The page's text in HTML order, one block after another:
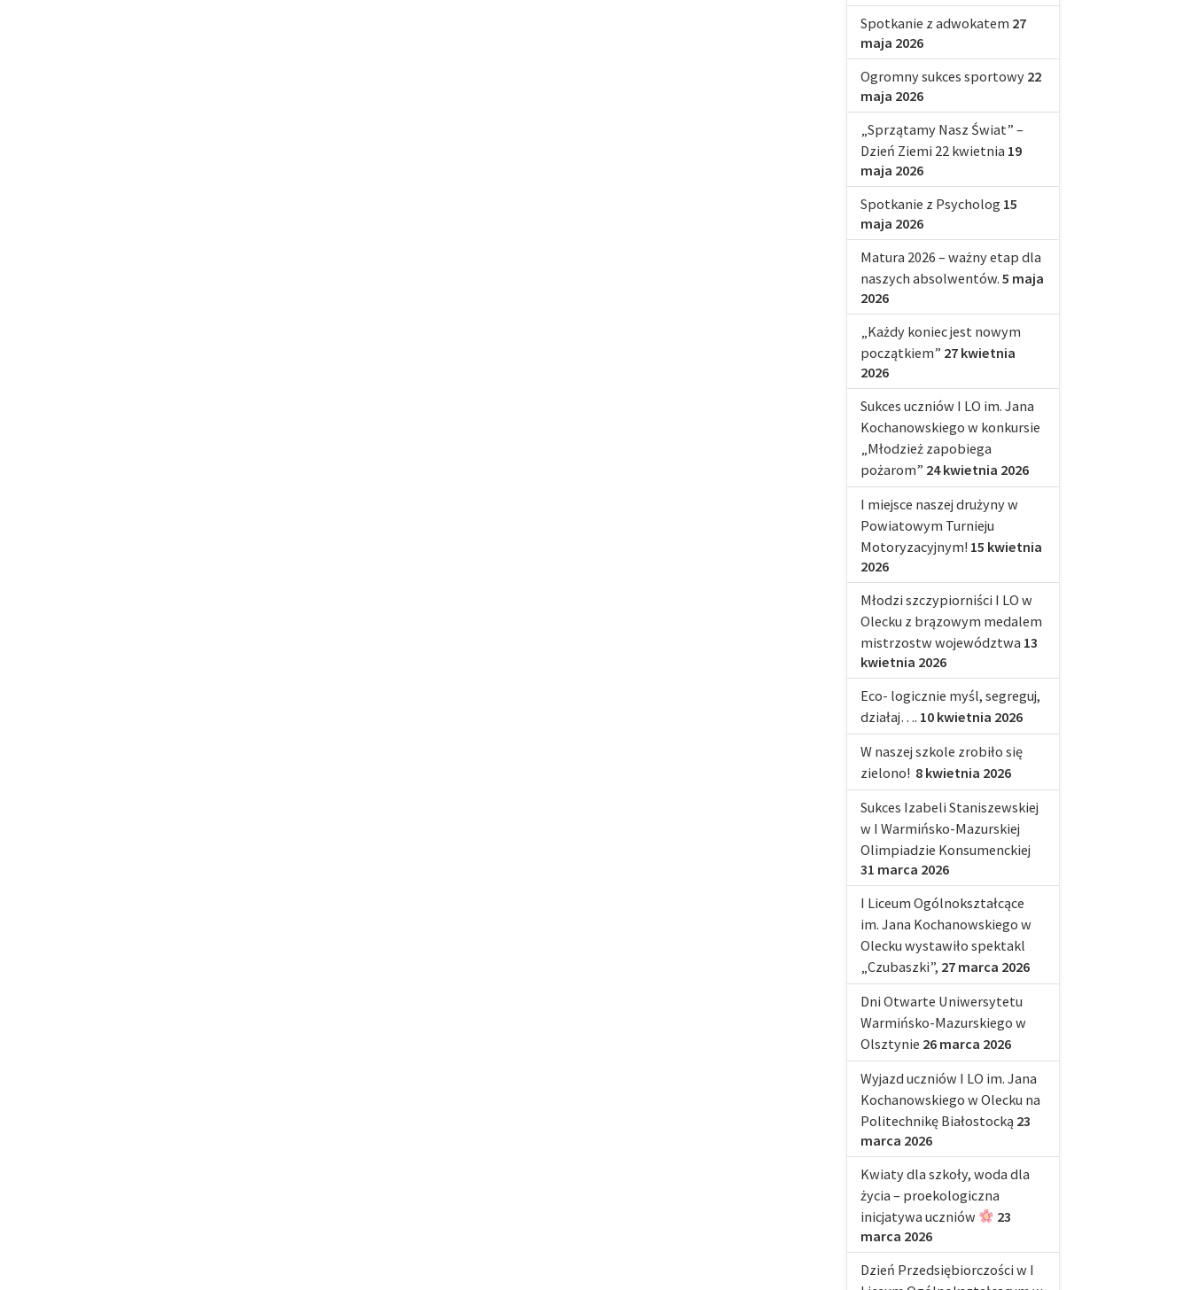
Spotkanie z adwokatem 27
maja 2026
Ogromny sukces sportowy 22
maja 2026
„Sprzątamy Nasz Świat” –
Dzień Ziemi 22 kwietnia 19
maja 2026
Spotkanie z Psycholog 15
maja 2026
Matura 2026 – ważny etap dla
naszych absolwentów. 5 maja
2026
„Każdy koniec jest nowym
początkiem” 27 kwietnia
2026
Sukces uczniów I LO im. Jana
Kochanowskiego w konkursie
„Młodzież zapobiega
pożarom” 24 kwietnia 2026
I miejsce naszej drużyny w
Powiatowym Turnieju
Motoryzacyjnym! 15 kwietnia
2026
Młodzi szczypiorniści I LO w
Olecku z brązowym medalem
mistrzostw województwa 13
kwietnia 2026
Eco- logicznie myśl, segreguj,
działaj…. 10 kwietnia 2026
W naszej szkole zrobiło się
zielono! 8 kwietnia 2026
Sukces Izabeli Staniszewskiej
w I Warmińsko-Mazurskiej
Olimpiadzie Konsumenckiej
31 marca 2026
I Liceum Ogólnokształcące
im. Jana Kochanowskiego w
Olecku wystawiło spektakl
„Czubaszki”, 27 marca 2026
Dni Otwarte Uniwersytetu
Warmińsko-Mazurskiego w
Olsztynie 26 marca 2026
Wyjazd uczniów I LO im. Jana
Kochanowskiego w Olecku na
Politechnikę Białostocką 23
marca 2026
Kwiaty dla szkoły, woda dla
życia – proekologiczna
inicjatywa uczniów
23
marca 2026
Dzień Przedsiębiorczości w I